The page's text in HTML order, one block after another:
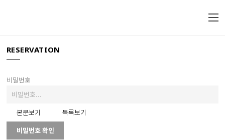
RESERVATION
비밀번호
본문보기
목록보기
비밀번호 확인